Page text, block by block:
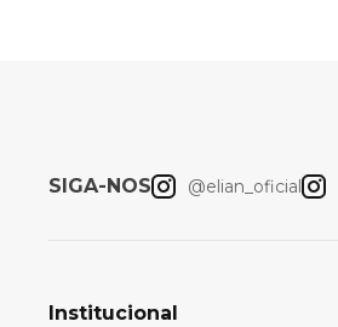
SIGA-NOS @elian_oficial
Institucional